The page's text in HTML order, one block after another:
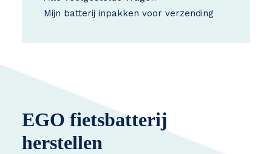
Mijn batterij inpakken voor verzending
EGO fietsbatterij
herstellen